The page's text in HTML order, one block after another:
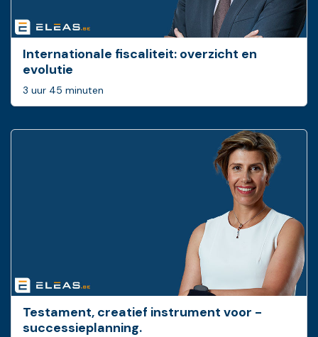
Internationale fiscaliteit: overzicht en
evolutie
3 uur 45 minuten
Testament, creatief ­instrument voor ­
successieplanning.